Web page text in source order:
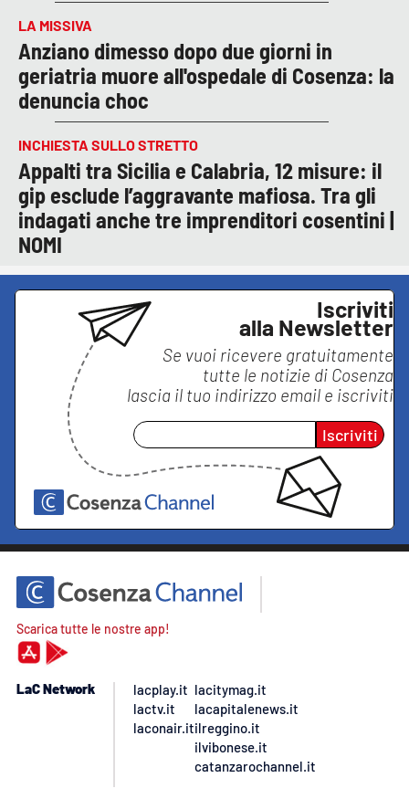
LA MISSIVA
Anziano dimesso dopo due giorni in
geriatria muore all'ospedale di Cosenza: la
denuncia choc
INCHIESTA SULLO STRETTO
Appalti tra Sicilia e Calabria, 12 misure: il
gip esclude l’aggravante mafiosa. Tra gli
indagati anche tre imprenditori cosentini |
NOMI
Iscriviti
alla Newsletter
Se vuoi ricevere gratuitamente
tutte le notizie di Cosenza
lascia il tuo indirizzo email e iscriviti
Iscriviti
Scarica tutte le nostre app!
LaC Network
lacplay.it
lactv.it
laconair.it
lacitymag.it
lacapitalenews.it
ilreggino.it
ilvibonese.it
catanzarochannel.it